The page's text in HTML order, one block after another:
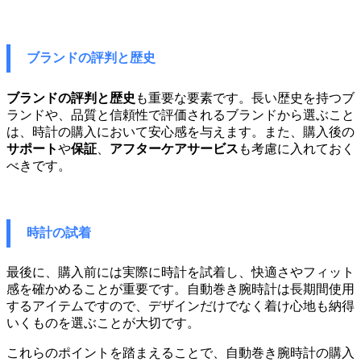
ブランドの評判と歴史
ブランドの評判と歴史 も重要な要素です。長い歴史を持つブ
ランドや、品質と信頼性で評価されるブランドから選ぶこと
は、時計の購入において安心感を与えます。また、購入後の
サポートや保証 アフターケアサービス も考慮に入れておく
べきです。
時計の試着
最後に、購入前には実際に時計を試着し、快適さやフィット
感を確かめることが重要です。自動巻き腕時計は長期間使用
するアイテムですので、デザインだけでなく着け心地も納得
いくものを選ぶことが大切です。
これらのポイントを踏まえることで、自動巻き腕時計の購入